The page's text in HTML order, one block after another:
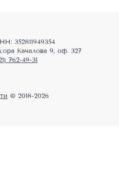
352811949354
Качалова 9, оф. 327
762-49-31
© 2018-2026